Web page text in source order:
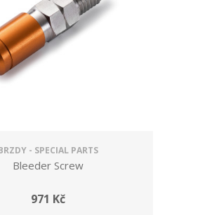
- SPECIAL PARTS
Bleeder Screw
971 Kč